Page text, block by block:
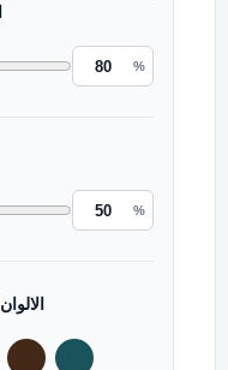
%
%
الالوان